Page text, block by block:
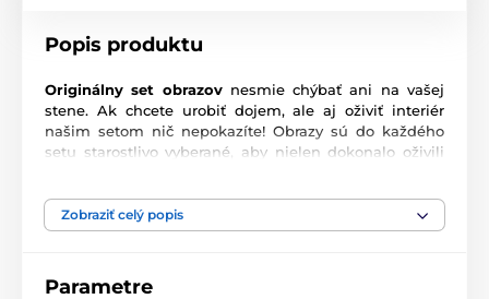
Popis produktu
Originálny set obrazov nesmie chýbať ani na vašej
stene. Ak chcete urobiť dojem, ale aj oživiť interiér
našim setom nič nepokazíte! Obrazy sú do každého
setu starostlivo vyberané, aby nielen dokonalo oživili
na vás, tak neváhajte a vytvorte si aj vy zo steny
galériu plnú jedinečných motívov.
Zobraziť celý popis
Parametre